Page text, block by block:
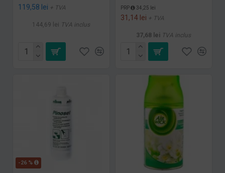
119,58 lei + TVA
144,69 lei TVA inclus
PRP 34,25 lei
31,14 lei + TVA
37,68 lei TVA inclus
-26 %